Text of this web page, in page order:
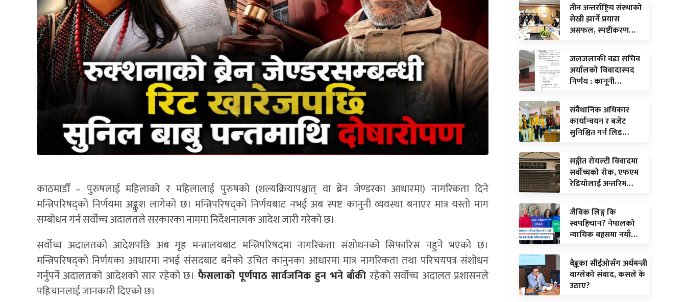
काठमाडौँ – पुरुषलाई महिलाको र महिलालाई पुरुषको (शल्यक्रियापश्चात् वा ब्रेन जेण्डरका आधारमा) नागरिकता दिने
मन्त्रिपरिषद्को निर्णयमा अङ्कुश लागेको छ। मन्त्रिपरिषद्को निर्णयबाट नभई अब स्पष्ट कानुनी व्यवस्था बनाएर मात्र यस्तो माग
सम्बोधन गर्न सर्वोच्च अदालतले सरकारका नाममा निर्देशनात्मक आदेश जारी गरेको छ।
सर्वोच्च अदालतको आदेशपछि अब गृह मन्त्रालयबाट मन्त्रिपरिषदमा नागरिकता संशोधनको सिफारिस नहुने भएको छ।
मन्त्रिपरिषद्को निर्णयका आधारमा नभई संसदबाट बनेको उचित कानुनका आधारमा मात्र नागरिकता तथा परिचयपत्र संशोधन
गर्नुपर्ने अदालतको आदेशको सार रहेको छ। फैसलाको पूर्णपाठ सार्वजनिक हुन भने बाँकी रहेको सर्वोच्च अदालत प्रशासनले
पहिचानलाई जानकारी दिएको छ।
तीन अन्तर्राष्ट्रिय संस्थाको
सेखी झार्ने प्रयास
असफल, स्पष्टीकरण…
जलजलाकी वडा सचिव
अर्यालको विवादास्पद
निर्णय : कानूनी…
संवैधानिक अधिकार
कार्यान्वयन र बजेट
सुनिश्चित गर्न लिड…
सङ्गीत रोयल्टी विवादमा
सर्वोच्चको रोक, एफएम
रेडियोलाई अन्तरिम…
जैविक लिङ्ग कि
स्वपहिचान? नेपालको
न्यायिक बहसमा नयाँ…
बैङ्कका सीईओसँग अर्थमन्त्री
वाग्लेको संवाद, कसले के
उठाए?